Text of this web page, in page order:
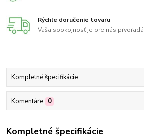
Rýchle doručenie tovaru
Vaša spokojnosť je pre nás prvoradá
Kompletné špecifikácie
Komentáre 0
Kompletné špecifikácie